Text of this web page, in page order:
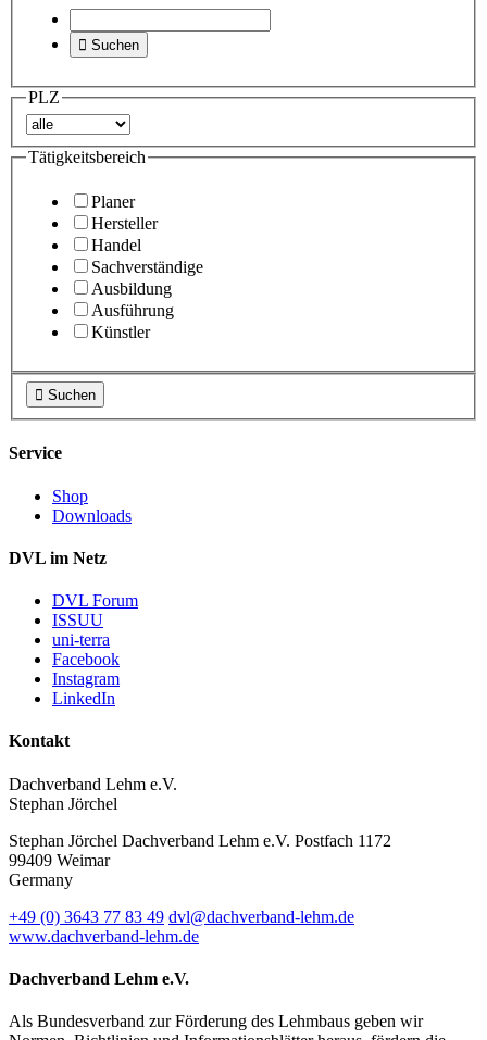
 Suchen
PLZ
Tätigkeitsbereich
Planer
Hersteller
Handel
Sachverständige
Ausbildung
Ausführung
Künstler
 Suchen
Service
Shop
Downloads
DVL im Netz
DVL Forum
ISSUU
uni-terra
Facebook
Instagram
LinkedIn
Kontakt
Dachverband Lehm e.V.
Stephan Jörchel
Stephan Jörchel Dachverband Lehm e.V. Postfach 1172
99409 Weimar
Germany
+49 (0) 3643 77 83 49 dvl@dachverband-lehm.de
www.dachverband-lehm.de
Dachverband Lehm e.V.
Als Bundesverband zur Förderung des Lehmbaus geben wir